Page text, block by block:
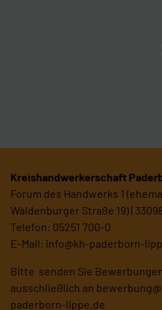
Kreishandwerkerschaft
Forum des Handwerks 1
Waldenburger Straße 19) |
Telefon: 05251 700-0
E-Mail: info@kh-paderborn-
Bitte senden Sie
ausschließlich an
paderborn-lippe.de